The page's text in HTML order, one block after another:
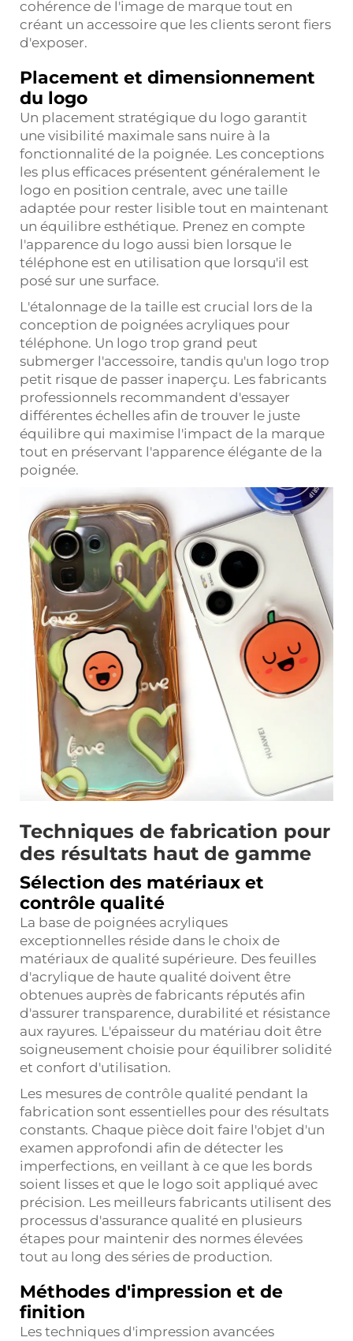
cohérence de l'image de marque tout en
créant un accessoire que les clients seront fiers
d'exposer.
Placement et dimensionnement
du logo
Un placement stratégique du logo garantit
une visibilité maximale sans nuire à la
fonctionnalité de la poignée. Les conceptions
les plus efficaces présentent généralement le
logo en position centrale, avec une taille
adaptée pour rester lisible tout en maintenant
un équilibre esthétique. Prenez en compte
l'apparence du logo aussi bien lorsque le
téléphone est en utilisation que lorsqu'il est
posé sur une surface.
L'étalonnage de la taille est crucial lors de la
conception de poignées acryliques pour
téléphone. Un logo trop grand peut
submerger l'accessoire, tandis qu'un logo trop
petit risque de passer inaperçu. Les fabricants
professionnels recommandent d'essayer
différentes échelles afin de trouver le juste
équilibre qui maximise l'impact de la marque
tout en préservant l'apparence élégante de la
poignée.
Techniques de fabrication pour
des résultats haut de gamme
Sélection des matériaux et
contrôle qualité
La base de poignées acryliques
exceptionnelles réside dans le choix de
matériaux de qualité supérieure. Des feuilles
d'acrylique de haute qualité doivent être
obtenues auprès de fabricants réputés afin
d'assurer transparence, durabilité et résistance
aux rayures. L'épaisseur du matériau doit être
soigneusement choisie pour équilibrer solidité
et confort d'utilisation.
Les mesures de contrôle qualité pendant la
fabrication sont essentielles pour des résultats
constants. Chaque pièce doit faire l'objet d'un
examen approfondi afin de détecter les
imperfections, en veillant à ce que les bords
soient lisses et que le logo soit appliqué avec
précision. Les meilleurs fabricants utilisent des
processus d'assurance qualité en plusieurs
étapes pour maintenir des normes élevées
tout au long des séries de production.
Méthodes d'impression et de
finition
Les techniques d'impression avancées